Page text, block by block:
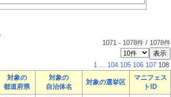
1071 - 1078件 / 1078件
1 ... 104 105 106 107 108
対象の
都道府県
対象の
自治体名
対象の選挙区
マニフェス
トID